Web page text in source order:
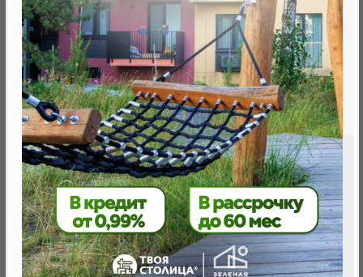
9.10 "Гавана", квартал "Южная
Америка"
нет в продаже
Минск, Октябрьский, ул. Игоря Лученка
метро «Ковальская Слобода», 566 м